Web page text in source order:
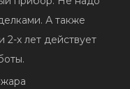
А также
2-х лет действует